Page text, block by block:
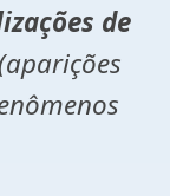
de
(aparições